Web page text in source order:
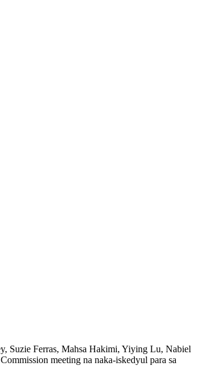
Suzie Ferras, Mahsa Hakimi, Yiying Lu, Nabiel
meeting na naka-iskedyul para sa